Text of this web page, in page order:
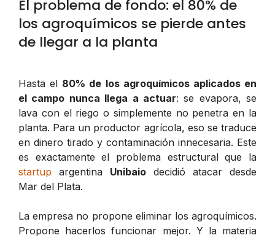
El problema de fondo: el 80% de
los agroquímicos se pierde antes
de llegar a la planta
Hasta el 80% de los agroquímicos aplicados en
el campo nunca llega a actuar: se evapora, se
lava con el riego o simplemente no penetra en la
planta. Para un productor agrícola, eso se traduce
en dinero tirado y contaminación innecesaria. Este
es exactamente el problema estructural que la
startup argentina Unibaio decidió atacar desde
Mar del Plata.
La empresa no propone eliminar los agroquímicos.
Propone hacerlos funcionar mejor. Y la materia